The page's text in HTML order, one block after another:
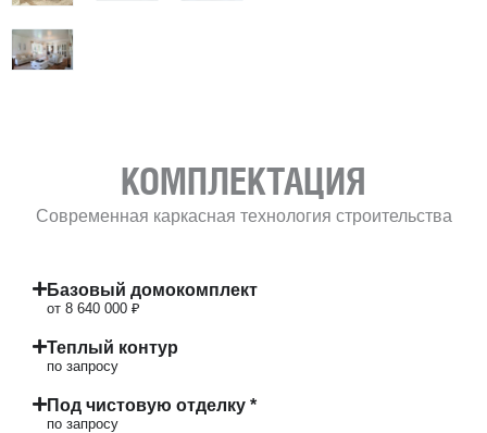
КОМПЛЕКТАЦИЯ
Современная каркасная технология строительства
Базовый домокомплект
от 8 640 000 ₽
Теплый контур
по запросу
Под чистовую отделку *
по запросу